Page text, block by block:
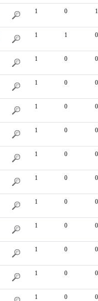
1 0 1
1 1 0
1 0 0
1 0 0
1 0 0
1 0 0
1 0 0
1 0 0
1 0 0
1 0 0
1 0 0
1 0 0
1 0 0